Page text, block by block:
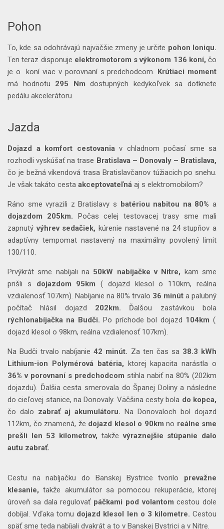
Pohon
To, kde sa odohrávajú najväčšie zmeny je určite pohon Ioniqu.
Ten teraz disponuje elektromotorom s výkonom 136 koní, čo
je o koní viac v porovnaní s predchodcom. Krútiaci moment
má hodnotu 295 Nm dostupných kedykoľvek sa dotknete
pedálu akcelerátoru.
Jazda
Dojazd a komfort cestovaniav chladnom počasí sme sa
rozhodli vyskúšať na trase Bratislava – Donovaly – Bratislava,
čo je bežná víkendová trasa Bratislavčanov túžiacich po snehu.
Je však takáto cesta akceptovateľná aj s elektromobilom?
Ráno sme vyrazili z Bratislavy s batériou nabitou na 80% a
dojazdom 205km. Počas celej testovacej trasy sme mali
zapnutývýhrev sedačiek, kúrenie nastavené na 24 stupňov a
adaptívny tempomat nastavený na maximálny povolený limit
130/110.
Prvýkrát sme nabíjali na 50kW nabíjačke v Nitre, kam sme
prišli s dojazdom 95km ( dojazd klesol o 110km, reálna
vzdialenosť 107km). Nabíjanie na 80% trvalo 36 minút a palubný
počítač hlásil dojazd 202km. Ďalšou zastávkou bola
rýchlonabíjačka na Budči. Po príchode bol dojazd 104km (
dojazd klesol o 98km, reálna vzdialenosť 107km).
Na Budči trvalo nabíjanie42 minút. Za ten čas sa 38.3 kWh
Lithium-ion Polymérová batéria, ktorej kapacita narástla o
36% v porovnaní s predchodcom stihla nabiť na 80% (202km
dojazdu). Ďalšia cesta smerovala do Španej Doliny a následne
do cieľovej stanice, na Donovaly. Väčšina cesty bola do kopca,
čo dalo zabrať aj akumulátoru. Na Donovaloch bol dojazd
112km, čo znamená, že dojazd klesol o 90km no reálne sme
prešli len 53 kilometrov, takževýraznejšie stúpanie dalo
autu zabrať.
Cestu na nabíjačku do Banskej Bystrice tvorilo prevažne
klesanie, takže akumulátor sa pomocou rekuperácie, ktorej
úroveň sa dala regulovať páčkami pod volantom cestou dole
dobíjal. Vďaka tomu dojazd klesol len o 3 kilometre. Cestou
späť sme teda nabíjali dvakrát a to v Banskej Bystrici a v Nitre.